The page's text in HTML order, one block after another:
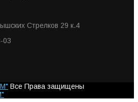
Стрелков 29 к.4
03
Все Права защищены